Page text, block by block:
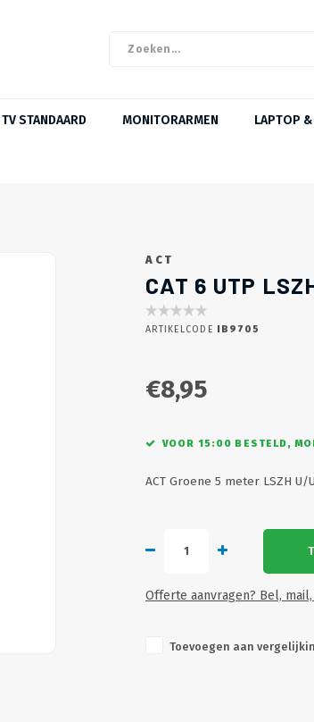
TV STANDAARD MONITORARMEN LAPTOP &
ACT
CAT 6 UTP
ARTIKELCODE IB9705
€8,95
VOOR 15:00 BESTELD,
ACT Groene 5 meter LSZH U/
Offerte aanvragen? Bel,
Toevoegen aan